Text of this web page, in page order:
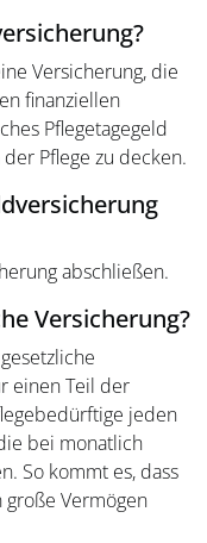
Versicherung, die
finanziellen
Pflegetagegeld
Pflege zu decken.
abschließen.
Versicherung?
einen Teil der
jeden
bei monatlich
So kommt es, dass
Vermögen